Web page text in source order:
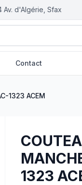
Av. d'Algérie, Sfax
Contact
1323 ACEM
1323